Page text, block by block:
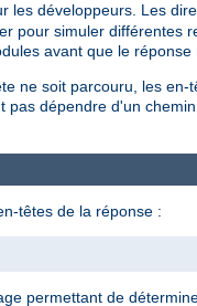
développeurs. Les
pour simuler différentes
avant que le réponse
ne soit parcouru, les
dépendre d'un
têtes de la réponse :
permettant de